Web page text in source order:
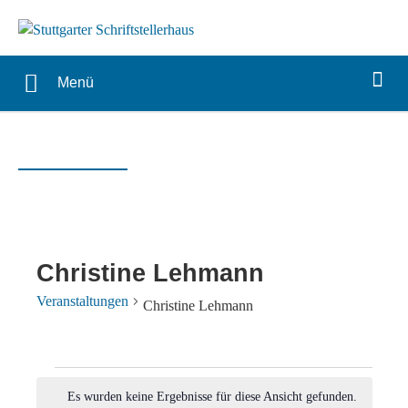
Menü
Christine Lehmann
Veranstaltungen Christine Lehmann
Es wurden keine Ergebnisse für diese Ansicht gefunden.